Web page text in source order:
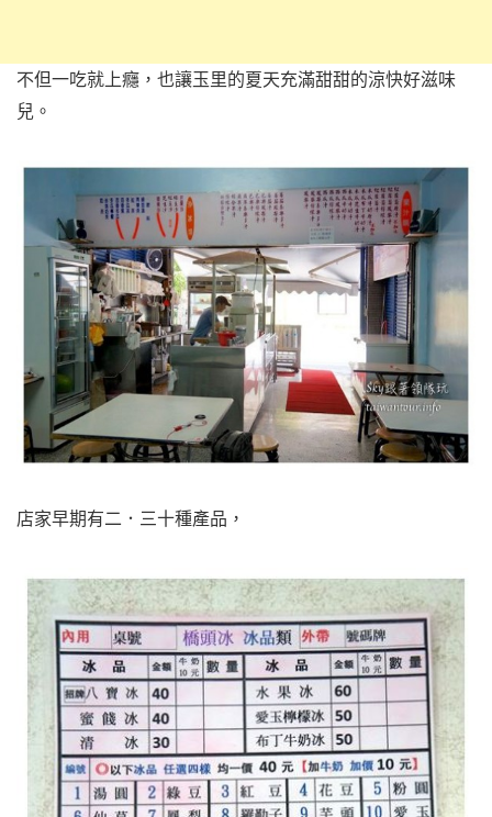
不但一吃就上癮，也讓玉里的夏天充滿甜甜的涼快好滋味
兒。
店家早期有二．三十種產品，